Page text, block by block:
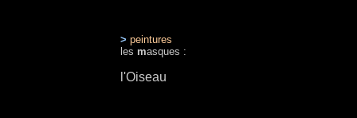
> peintures
les masques :
l'Oiseau